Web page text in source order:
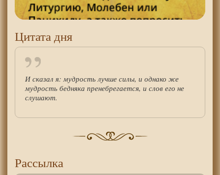
Цитата дня
И сказал я: мудрость лучше силы, и однако же
мудрость бедняка пренебрегается, и слов его не
слушают.
Рассылка